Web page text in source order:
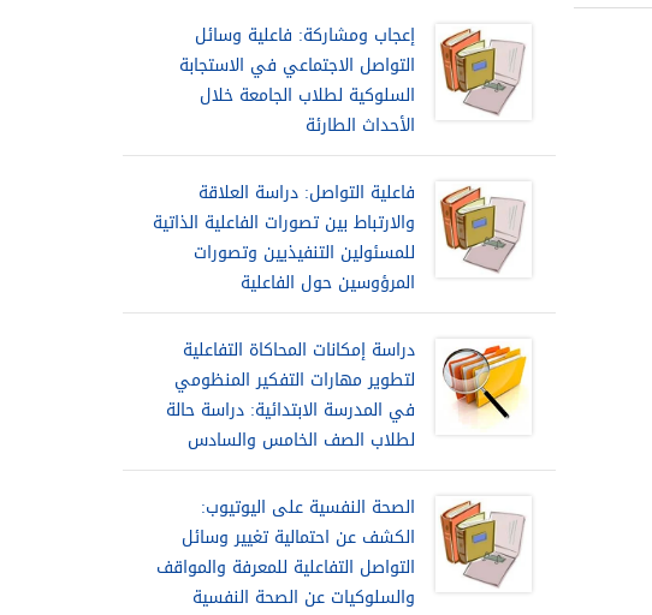
إعجاب ومشاركة: فاعلية وسائل
التواصل الاجتماعي في الاستجابة
السلوكية لطلاب الجامعة خلال
الأحداث الطارئة
فاعلية التواصل: دراسة العلاقة
والارتباط بين تصورات الفاعلية الذاتية
للمسئولين التنفيذيين وتصورات
المرؤوسين حول الفاعلية
دراسة إمكانات المحاكاة التفاعلية
لتطوير مهارات التفكير المنظومي
في المدرسة الابتدائية: دراسة حالة
لطلاب الصف الخامس والسادس
الصحة النفسية على اليوتيوب:
الكشف عن احتمالية تغيير وسائل
التواصل التفاعلية للمعرفة والمواقف
والسلوكيات عن الصحة النفسية